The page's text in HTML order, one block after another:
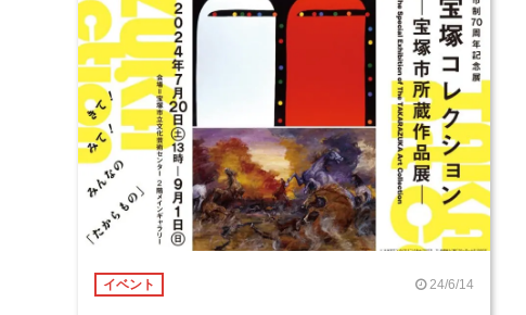
イベント 24/6/14